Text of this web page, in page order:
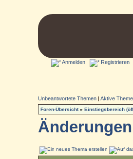
Anmelden Registrieren
Unbeantwortete Themen |Aktive
Foren-Übersicht»Einstiegsbereich